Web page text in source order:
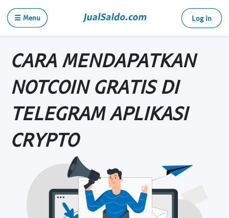
☰ Menu Log in
CARA MENDAPATKAN
NOTCOIN GRATIS DI
TELEGRAM APLIKASI
CRYPTO